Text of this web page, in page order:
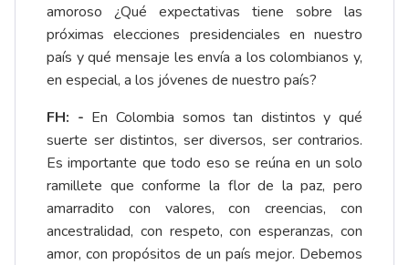
amoroso ¿Qué expectativas tiene sobre las
próximas elecciones presidenciales en nuestro
país y qué mensaje les envía a los colombianos y,
en especial, a los jóvenes de nuestro país?
FH: - En Colombia somos tan distintos y qué
suerte ser distintos, ser diversos, ser contrarios.
Es importante que todo eso se reúna en un solo
ramillete que conforme la flor de la paz, pero
amarradito con valores, con creencias, con
ancestralidad, con respeto, con esperanzas, con
amor, con propósitos de un país mejor. Debemos